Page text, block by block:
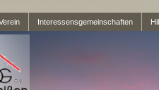
Interessensgemeinschaften